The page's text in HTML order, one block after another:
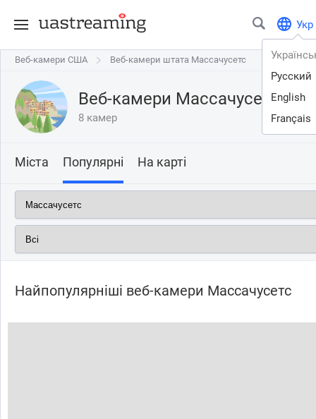
Укр
Русский
English
Français
Веб-камери США Веб-камери штата Массачусетс
Веб-камери США Веб-камери штата Массачусетс
Веб-камери Массачусетс
8 камер
Міста Популярні На карті
Найпопулярніші веб-камери Массачусетс